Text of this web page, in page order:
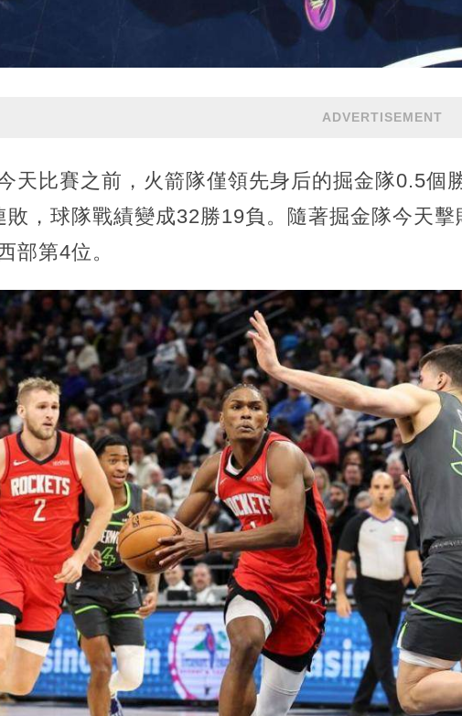
ADVERTISEMENT
天比賽之前，火箭隊僅領先身后的掘金隊0.5個
敗，球隊戰績變成32勝19負。隨著掘金隊今天
部第4位。